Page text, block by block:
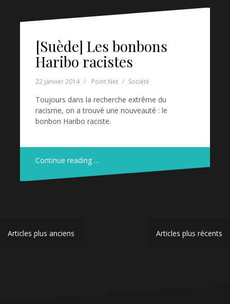
[Suède] Les bonbons
Haribo racistes
22 janvier 2014 Point Net Société
Toujours dans la recherche extrême du
racisme, on a trouvé une nouveauté : le
bonbon Haribo raciste.
Continue reading …
Navigation
Articles plus anciens Articles plus récents